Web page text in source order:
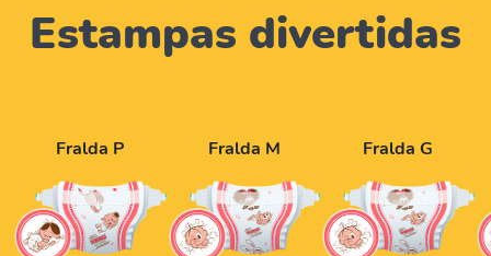
Estampas divertidas
Fralda P Fralda M Fralda G